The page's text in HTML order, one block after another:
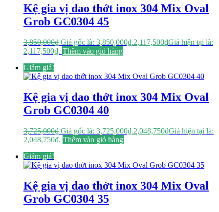
Kệ gia vị dao thớt inox 304 Mix Oval
Grob GC0304 45
3,850,000₫ Giá gốc là: 3,850,000₫.2,117,500₫Giá hiện tại là:
2,117,500₫. Thêm vào giỏ hàng
Giảm giá!
Kệ gia vị dao thớt inox 304 Mix Oval
Grob GC0304 40
3,725,000₫ Giá gốc là: 3,725,000₫.2,048,750₫Giá hiện tại là:
2,048,750₫. Thêm vào giỏ hàng
Giảm giá!
Kệ gia vị dao thớt inox 304 Mix Oval
Grob GC0304 35